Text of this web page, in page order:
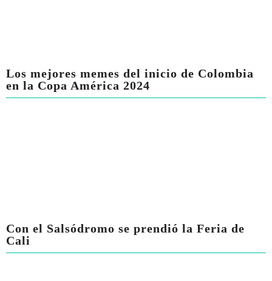
Los mejores memes del inicio de Colombia
en la Copa América 2024
Con el Salsódromo se prendió la Feria de
Cali